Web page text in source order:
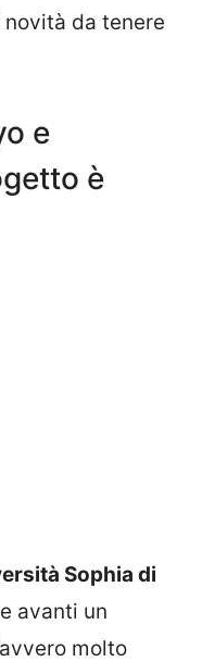
da tenere
e
è
Sophia di
avanti un
molto